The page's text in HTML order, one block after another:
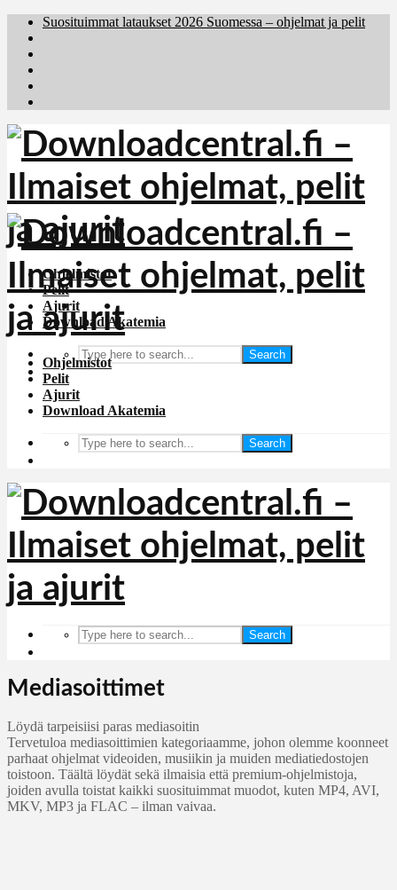
Suosituimmat lataukset 2026 Suomessa – ohjelmat ja pelit
Ohjelmistot
Pelit
Ajurit
Download Akatemia
Search
Ohjelmistot
Pelit
Ajurit
Download Akatemia
Search
Search
Mediasoittimet
Löydä tarpeisiisi paras mediasoitin
Tervetuloa mediasoittimien kategoriaamme, johon olemme koonneet
parhaat ohjelmat videoiden, musiikin ja muiden mediatiedostojen
toistoon. Täältä löydät sekä ilmaisia että premium-ohjelmistoja,
joiden avulla toistat kaikki suosituimmat muodot, kuten MP4, AVI,
MKV, MP3 ja FLAC – ilman vaivaa.